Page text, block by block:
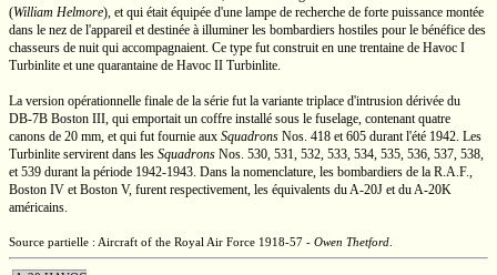
(William Helmore), et qui était équipée d'une lampe de recherche de forte puissance montée
dans le nez de l'appareil et destinée à illuminer les bombardiers hostiles pour le bénéfice des
chasseurs de nuit qui accompagnaient. Ce type fut construit en une trentaine de Havoc I
Turbinlite et une quarantaine de Havoc II Turbinlite.
La version opérationnelle finale de la série fut la variante triplace d'intrusion dérivée du
DB-7B Boston III, qui emportait un coffre installé sous le fuselage, contenant quatre
canons de 20 mm, et qui fut fournie aux Squadrons Nos. 418 et 605 durant l'été 1942. Les
Turbinlite servirent dans les Squadrons Nos. 530, 531, 532, 533, 534, 535, 536, 537, 538,
et 539 durant la période 1942-1943. Dans la nomenclature, les bombardiers de la R.A.F.,
Boston IV etBoston V, furent respectivement, les équivalents duA-20J et duA-20K
américains.
Source partielle : Aircraft of the Royal Air Force 1918-57 - Owen Thetford